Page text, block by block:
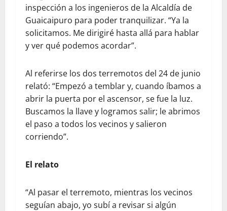
inspección a los ingenieros de la Alcaldía de
Guaicaipuro para poder tranquilizar. “Ya la
solicitamos. Me dirigiré hasta allá para hablar
y ver qué podemos acordar”.
Al referirse los dos terremotos del 24 de junio
relató: “Empezó a temblar y, cuando íbamos a
abrir la puerta por el ascensor, se fue la luz.
Buscamos la llave y logramos salir; le abrimos
el paso a todos los vecinos y salieron
corriendo”.
El relato
“Al pasar el terremoto, mientras los vecinos
seguían abajo, yo subí a revisar si algún